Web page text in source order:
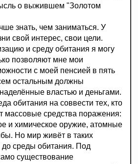
о выжившем "Золотом
знать, чем заниматься. У
свой интерес, свои цели.
и среду обитания я могу
позволяют мне мои
с моей пенсией в пять
остальным должны
властью и деньгами.
обитания на соввести тех, кто
массовые средства поражения:
и химическое оружие, атомные
Но мир живёт в таких
до среды обитания. Под
существование